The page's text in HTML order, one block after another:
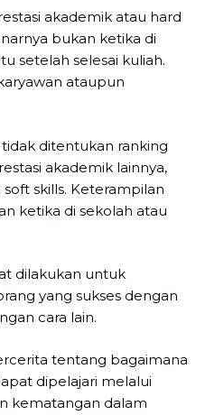
akademik atau hard
bukan ketika di
setelah selesai kuliah.
ataupun
ditentukan ranking
akademik lainnya,
skills. Keterampilan
ketika di sekolah atau
dilakukan untuk
yang sukses dengan
cara lain.
tentang bagaimana
dipelajari melalui
kematangan dalam